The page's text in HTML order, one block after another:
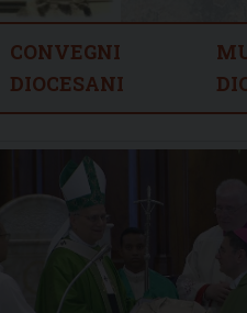
CONVEGNI
DIOCESANI